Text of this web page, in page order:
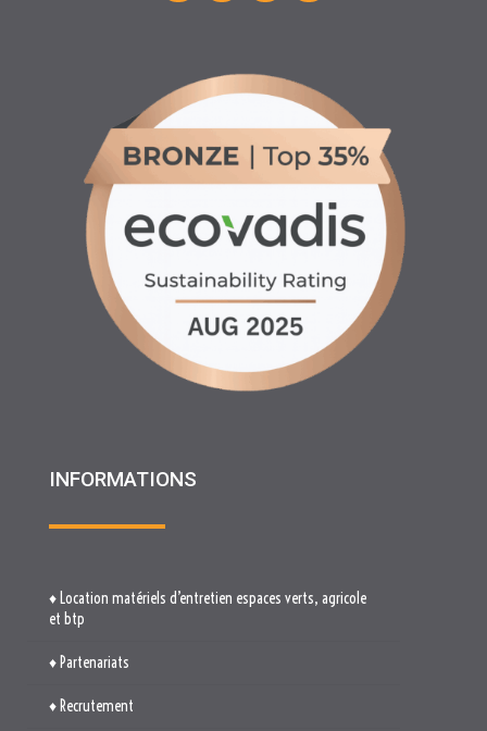
INFORMATIONS
♦ Partenariats
♦ Recrutement
♦ Materiels BTP , Recyclage Environnement MEDIMAT
♦ Le Groupe RHF
♦ Plan du site